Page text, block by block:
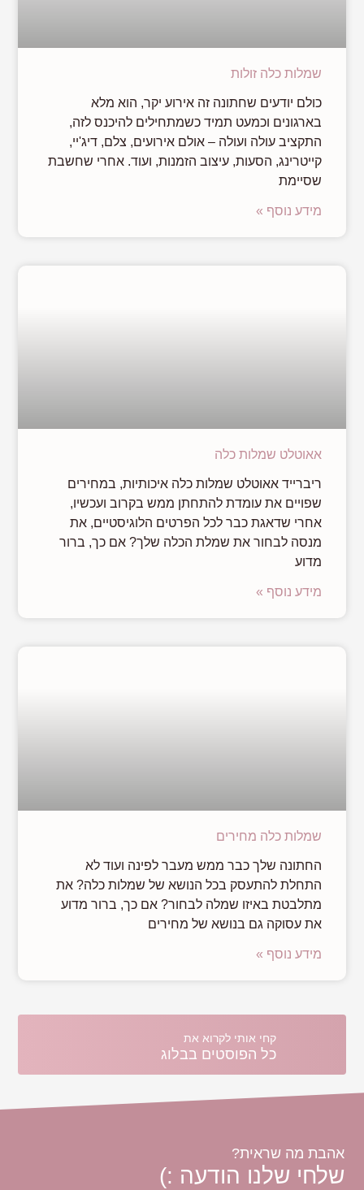
שמלות כלה זולות
כולם יודעים שחתונה זה אירוע יקר, הוא מלא
בארגונים וכמעט תמיד כשמתחילים להיכנס לזה,
התקציב עולה ועולה – אולם אירועים, צלם, דיג'יי,
קייטרינג, הסעות, עיצוב הזמנות, ועוד. אחרי שחשבת
שסיימת
מידע נוסף »
אאוטלט שמלות כלה
ריברייד אאוטלט שמלות כלה איכותיות, במחירים
שפויים את עומדת להתחתן ממש בקרוב ועכשיו,
אחרי שדאגת כבר לכל הפרטים הלוגיסטיים, את
מנסה לבחור את שמלת הכלה שלך? אם כך, ברור
מדוע
מידע נוסף »
שמלות כלה מחירים
החתונה שלך כבר ממש מעבר לפינה ועוד לא
התחלת להתעסק בכל הנושא של שמלות כלה? את
מתלבטת באיזו שמלה לבחור? אם כך, ברור מדוע
את עסוקה גם בנושא של מחירים
מידע נוסף »
קחי אותי לקרוא את
כל הפוסטים בבלוג
אהבת מה שראית?
שלחי שלנו הודעה :)